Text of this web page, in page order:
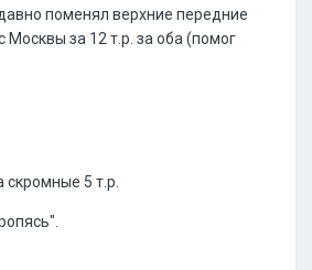
поменял верхние передние
за 12 т.р. за оба (помог
5 т.р.